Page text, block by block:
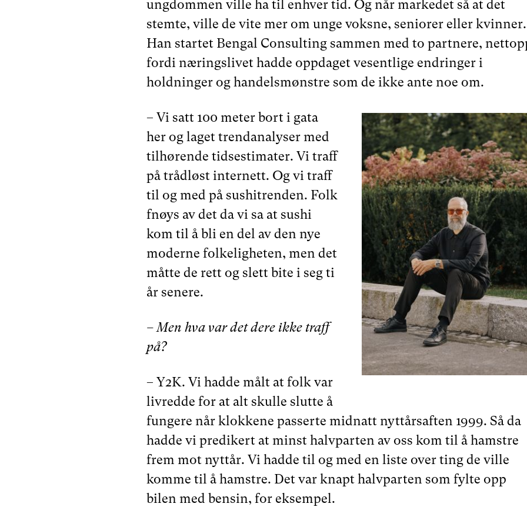
ungdommen ville ha til enhver tid. Og når markedet så at det
stemte, ville de vite mer om unge voksne, seniorer eller kvinner.
Han startet Bengal Consulting sammen med to partnere,
fordi næringslivet hadde oppdaget vesentlige endringer i
holdninger og handelsmønstre som de ikke ante noe om.
– Vi satt 100 meter bort i gata
her og laget trendanalyser med
tilhørende tidsestimater. Vi traff
på trådløst internett. Og vi traff
til og med på sushitrenden. Folk
fnøys av det da vi sa at sushi
kom til å bli en del av den nye
moderne folkeligheten, men det
måtte de rett og slett bite i seg ti
år senere.
– Men hva var det dere ikke traff
på?
– Y2K. Vi hadde målt at folk var
livredde for at alt skulle slutte å
fungere når klokkene passerte midnatt nyttårsaften 1999. Så da
hadde vi predikert at minst halvparten av oss kom til å hamstre
frem mot nyttår. Vi hadde til og med en liste over ting de ville
komme til å hamstre. Det var knapt halvparten som fylte opp
bilen med bensin, for eksempel.